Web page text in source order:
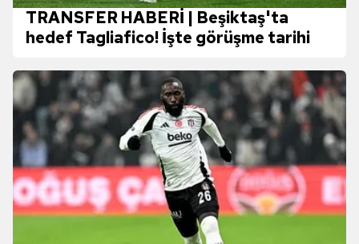
TRANSFER HABERİ | Beşiktaş'ta
hedef Tagliafico! İşte görüşme tarihi